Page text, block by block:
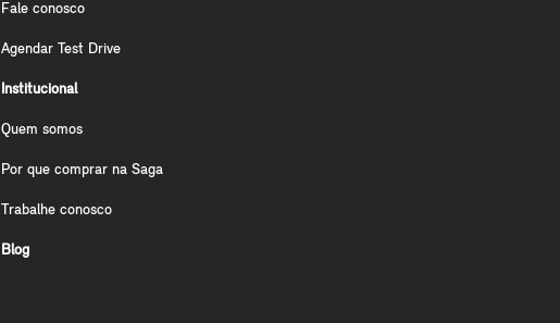
Fale conosco
Agendar Test Drive
Institucional
Quem somos
Por que comprar na Saga
Trabalhe conosco
Blog